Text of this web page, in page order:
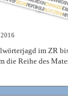
im ZR
die Reihe des